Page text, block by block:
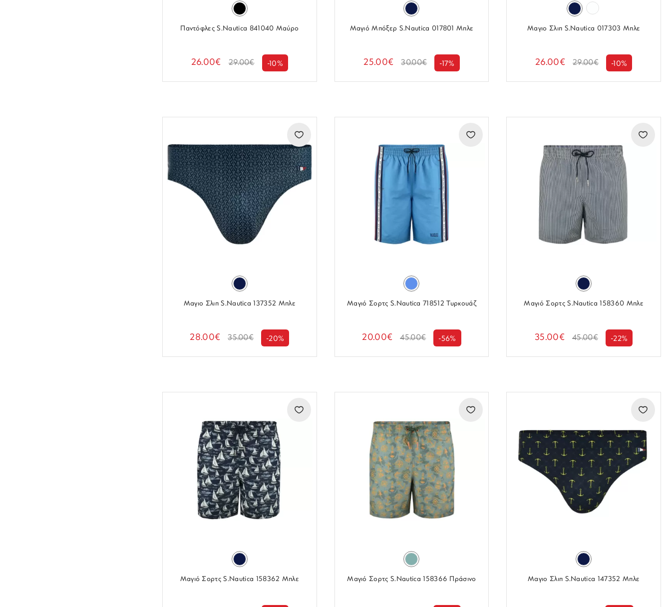
Παντόφλες S.Nautica 841040 Μαύρο
26.00€ 29.00€ -10%
Μαγιό Μπόξερ S.Nautica 017801 Μπλε
25.00€ 30.00€ -17%
Μαγιο Σλιπ S.Nautica 017303 Μπλε
26.00€ 29.00€ -10%
Μαγιο Σλιπ S.Nautica 137352 Μπλε
28.00€ 35.00€ -20%
Μαγιό Σορτς S.Nautica 718512 Τυρκουάζ
20.00€ 45.00€ -56%
Μαγιό Σορτς S.Nautica 158360 Μπλε
35.00€ 45.00€ -22%
Μαγιό Σορτς S.Nautica 158362 Μπλε Μαγιό Σορτς S.Nautica 158366 Πράσινο Μαγιο Σλιπ S.Nautica 147352 Μπλε